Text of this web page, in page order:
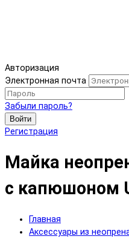
Авторизация
Электронная почта
Забыли пароль?
Войти
Регистрация
Майка
с капюшоном
Главная
Аксессуары из